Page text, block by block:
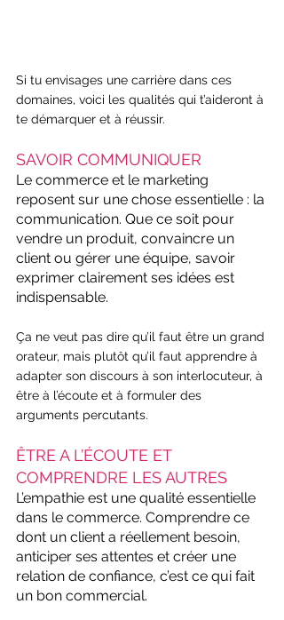
Si tu envisages une carrière dans ces
domaines, voici les qualités qui t’aideront à
te démarquer et à réussir.
SAVOIR COMMUNIQUER
Le commerce et le marketing
reposent sur une chose essentielle : la
communication. Que ce soit pour
vendre un produit, convaincre un
client ou gérer une équipe, savoir
exprimer clairement ses idées est
indispensable.
Ça ne veut pas dire qu’il faut être un grand
orateur, mais plutôt qu’il faut apprendre à
adapter son discours à son interlocuteur, à
être à l’écoute et à formuler des
arguments percutants.
ÊTRE A L’ÉCOUTE ET
COMPRENDRE LES AUTRES
L’empathie est une qualité essentielle
dans le commerce. Comprendre ce
dont un client a réellement besoin,
anticiper ses attentes et créer une
relation de confiance, c’est ce qui fait
un bon commercial.